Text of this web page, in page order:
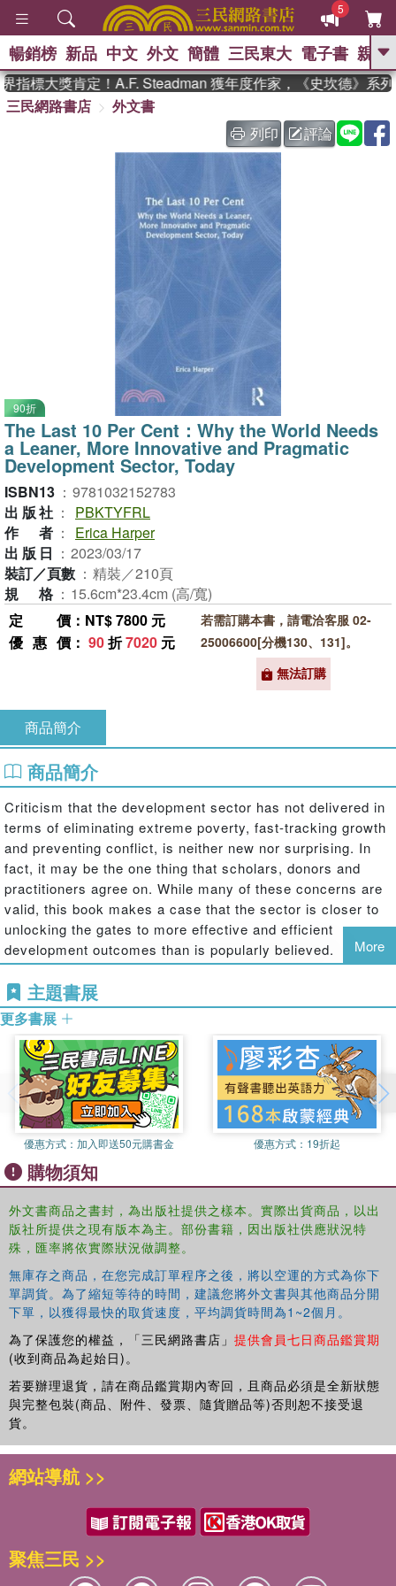
5
GO
、 如果歷史是一群喵 、 暑期
國際布克獎 臺灣漫遊錄 、 方
台灣的李登輝時代
孩：黎曼猜想
、
暢銷榜 新品 中文 外文 簡體 三民東大 電子書 親子
標大獎肯定！A.F. Steadman 獲年度作家，《史坎德》系列
三民網路書店
外文書
列印
評論
90折
The Last 10 Per Cent：Why the World Needs
a Leaner, More Innovative and Pragmatic
Development Sector, Today
ISBN13 ： 9781032152783
出版社 ：
PBKTYFRL
作者 ：
Erica Harper
出版日 ： 2023/03/17
裝訂／頁數 ： 精裝／210頁
規格 ： 15.6cm*23.4cm (高/寬)
定價 ：NT$ 7800 元
優惠價 ： 90折7020 元
若需訂購本書，請電洽客服 02-
25006600[分機130、131]。
無法訂購
商品簡介
商品簡介
Criticism that the development sector has not delivered in
terms of eliminating extreme poverty, fast-tracking growth
and preventing conflict, is neither new nor surprising. In
fact, it may be the one thing that scholars, donors and
practitioners agree on. While many of these concerns are
valid, this book makes a case that the sector is closer to
unlocking the gates to more effective and efficient
development outcomes than is popularly believed.
Specifically, it argues that by overturning a few myths,
making better use of evidence and employing some
different rules, practitioners, policy specialists and donors
can foster the changes in the development architecture
that are needed to reach the 10 percent of the worlds
population still living in extreme poverty.
Engaging, provocative and clear sighted, the book
provides insight into interventions around democratic
governance, refugee response, counterterrorism, gender
mainstreaming, environmental protection and private
sector engagement. It is instructive reading for
professionals across the development sector, think tanks
and NGOs.
More
主題書展
更多書展
優惠方式： 加入即送50元購書金 優惠方式： 19折起
購物須知
外文書商品之書封，為出版社提供之樣本。實際出貨商品，以出
版社所提供之現有版本為主。部份書籍，因出版社供應狀況特
殊，匯率將依實際狀況做調整。
無庫存之商品，在您完成訂單程序之後，將以空運的方式為你下
單調貨。為了縮短等待的時間，建議您將外文書與其他商品分開
下單，以獲得最快的取貨速度，平均調貨時間為1~2個月。
為了保護您的權益，「三民網路書店」 提供會員七日商品鑑賞期
(收到商品為起始日)。
若要辦理退貨，請在商品鑑賞期內寄回，且商品必須是全新狀態
與完整包裝(商品、附件、發票、隨貨贈品等)否則恕不接受退
貨。
網站導航 >>
聚焦三民 >>